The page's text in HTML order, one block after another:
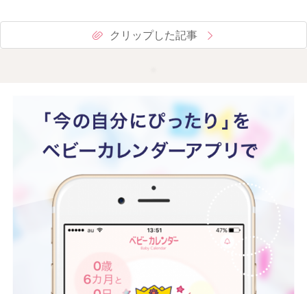
クリップした記事